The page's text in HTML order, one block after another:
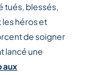
tués, blessés,
héros et
de soigner
lancé une
aux